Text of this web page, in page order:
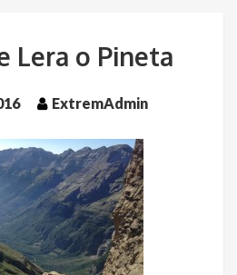
Lera o Pineta
ExtremAdmin